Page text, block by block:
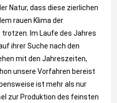
Natur, dass diese zierlichen
rauen Klima der
Im Laufe des Jahres
ihrer Suche nach den
mit den Jahreszeiten,
unsere Vorfahren bereist
ist mehr als nur
zur Produktion des feinsten